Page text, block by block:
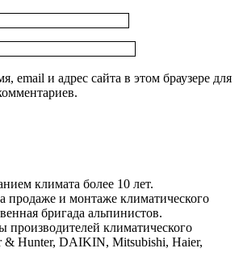
email и адрес сайта в этом браузере для
климата более 10 лет.
продаже и монтаже климатического
бригада альпинистов.
климатического
& Hunter, DAIKIN, Mitsubishi, Haier,